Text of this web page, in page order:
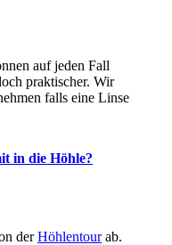
auf jeden Fall
praktischer. Wir
falls eine Linse
in die Höhle?
derHöhlentourab.